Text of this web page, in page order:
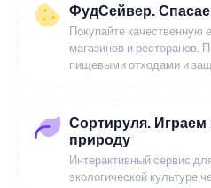
ФудСейвер.
Покупайте качественную
магазинов и ресторанов.
пищевыми отходами и
Сортируля.
природу
Интерактивный сервис
экологической культуре